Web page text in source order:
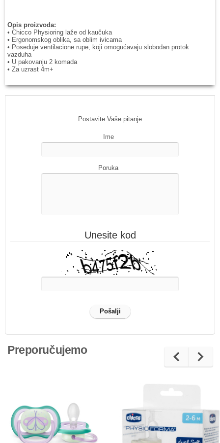
Opis proizvoda:
• Chicco Physioring laže od kaučuka
• Ergonomskog oblika, sa oblim ivicama
• Poseduje ventilacione rupe, koji omogućavaju slobodan protok
vazduha
• U pakovanju 2 komada
• Za uzrast 4m+
Postavite Vaše pitanje
Ime
Poruka
Unesite kod
Preporučujemo